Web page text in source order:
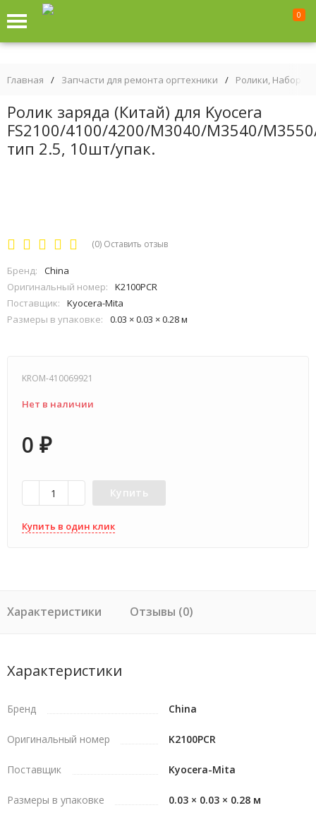
0
Главная / Запчасти для ремонта оргтехники / Ролики, Наборы
Ролик заряда (Китай) для Kyocera
FS2100/4100/4200/M3040/M3540/
тип 2.5, 10шт/упак.
(0) Оставить отзыв
Бренд:
China
Оригинальный номер:
K2100PCR
Поставщик:
Kyocera-Mita
Размеры в упаковке:
0.03 × 0.03 × 0.28 м
KROM-410069921
Нет в наличии
0 ₽
Купить
Купить в один клик
Характеристики Отзывы (0)
Характеристики
Бренд China
Оригинальный номер K2100PCR
Поставщик Kyocera-Mita
Размеры в упаковке 0.03 × 0.03 × 0.28 м